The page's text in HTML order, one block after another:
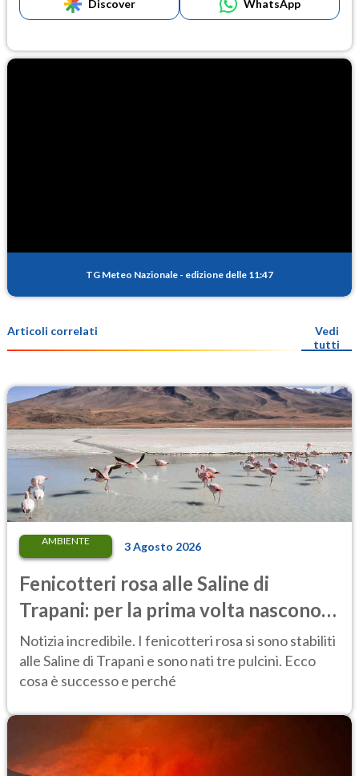
Discover WhatsApp
TG Meteo Nazionale - edizione delle 11:47
Articoli correlati
Vedi
tutti
AMBIENTE 3 Agosto 2026
Fenicotteri rosa alle Saline di
Trapani: per la prima volta nascono
tre pulcini nella riserva
Notizia incredibile. I fenicotteri rosa si sono stabiliti
alle Saline di Trapani e sono nati tre pulcini. Ecco
cosa è successo e perché